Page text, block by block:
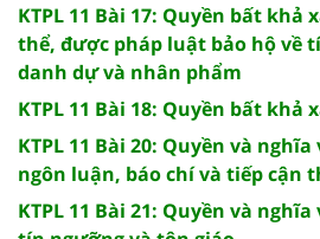
KTPL 11 Bài 17: Quyền bất khả
thể, được pháp luật bảo hộ về
danh dự và nhân phẩm
KTPL 11 Bài 18: Quyền bất khả
KTPL 11 Bài 20: Quyền và
ngôn luận, báo chí và tiếp cận
KTPL 11 Bài 21: Quyền và